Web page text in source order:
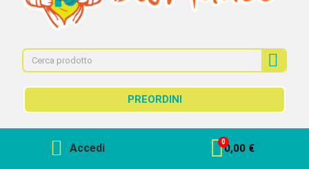
PREORDINI
Accedi 0,00 €